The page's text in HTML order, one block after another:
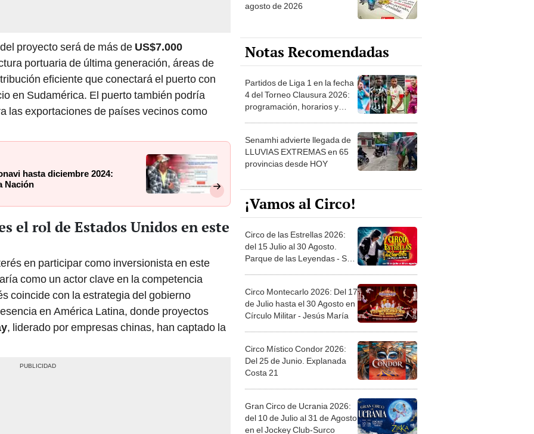
proyecto será de más de US$7.000
portuaria de última generación, áreas de
eficiente que conectará el puerto con
en Sudamérica. El puerto también podría
las exportaciones de países vecinos como
hasta diciembre 2024:
Nación
el rol de Estados Unidos en este
en participar como inversionista en este
como un actor clave en la competencia
coincide con la estrategia del gobierno
en América Latina, donde proyectos
, liderado por empresas chinas, han captado la
agosto de 2026
Notas Recomendadas
Partidos de Liga 1 en la fecha
4 del Torneo Clausura 2026:
programación, horarios y
Senamhi advierte llegada de
LLUVIAS EXTREMAS en 65
provincias desde HOY
¡Vamos al Circo!
Circo de las Estrellas 2026:
del 15 Julio al 30 Agosto.
Parque de las Leyendas - San
Circo Montecarlo 2026: Del 17
de Julio hasta el 30 Agosto en
Círculo Militar - Jesús María
Circo Místico Condor 2026:
Del 25 de Junio. Explanada
Costa 21
Gran Circo de Ucrania 2026:
del 10 de Julio al 31 de Agosto
en el Jockey Club-Surco